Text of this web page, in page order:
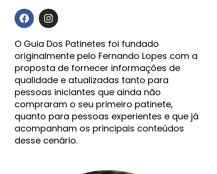
F
a
c
e
b
o
o
k
I
n
s
t
a
g
r
a
m
O Guia Dos Patinetes foi fundado
originalmente pelo Fernando Lopes com a
proposta de fornecer informações de
qualidade e atualizadas tanto para
pessoas iniciantes que ainda não
compraram o seu primeiro patinete,
quanto para pessoas experientes e que já
acompanham os principais conteúdos
desse cenário.